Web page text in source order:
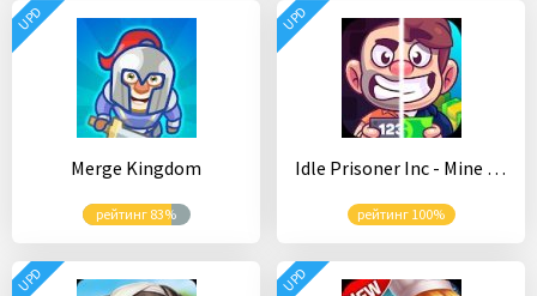
Merge Kingdom
рейтинг 83%
UPD
Idle Prisoner Inc - Mine & Crafting Building
рейтинг 100%
UPD
UPD UPD